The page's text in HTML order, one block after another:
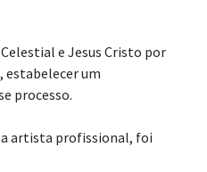
e Jesus Cristo por
estabelecer um
processo.
artista profissional, foi